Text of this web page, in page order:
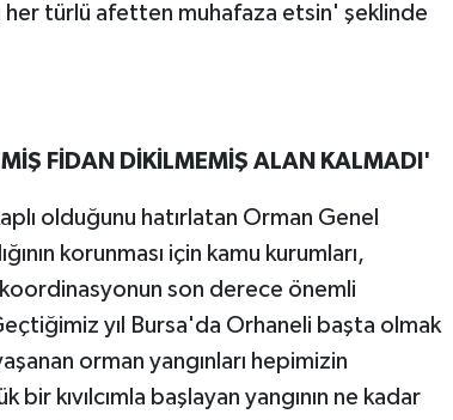
her türlü afetten muhafaza etsin' şeklinde
FİDAN DİKİLMEMİŞ ALAN KALMADI'
olduğunu hatırlatan Orman Genel
korunması için kamu kurumları,
son derece önemli
yıl Bursa'da Orhaneli başta olmak
orman yangınları hepimizin
kıvılcımla başlayan yangının ne kadar